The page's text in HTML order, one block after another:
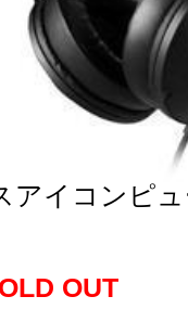
アイコンピ
OUT